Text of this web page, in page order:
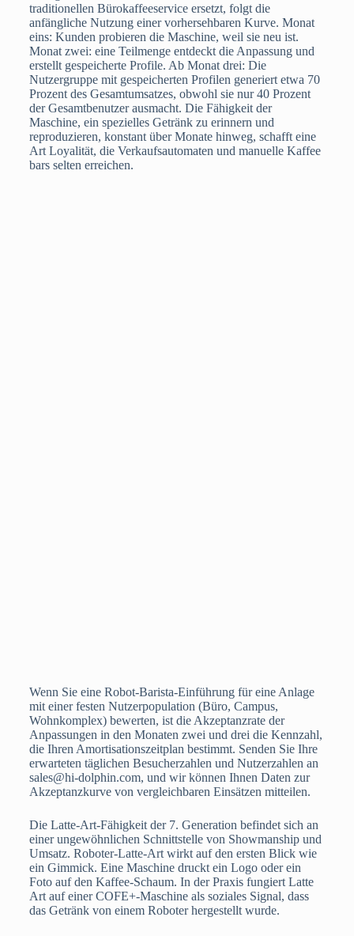
traditionellen Bürokaffeeservice ersetzt, folgt die
anfängliche Nutzung einer vorhersehbaren Kurve. Monat
eins: Kunden probieren die Maschine, weil sie neu ist.
Monat zwei: eine Teilmenge entdeckt die Anpassung und
erstellt gespeicherte Profile. Ab Monat drei: Die
Nutzergruppe mit gespeicherten Profilen generiert etwa 70
Prozent des Gesamtumsatzes, obwohl sie nur 40 Prozent
der Gesamtbenutzer ausmacht. Die Fähigkeit der
Maschine, ein spezielles Getränk zu erinnern und
reproduzieren, konstant über Monate hinweg, schafft eine
Art Loyalität, die Verkaufsautomaten und manuelle Kaffee
bars selten erreichen.
Wenn Sie eine Robot-Barista-Einführung für eine Anlage
mit einer festen Nutzerpopulation (Büro, Campus,
Wohnkomplex) bewerten, ist die Akzeptanzrate der
Anpassungen in den Monaten zwei und drei die Kennzahl,
die Ihren Amortisationszeitplan bestimmt. Senden Sie Ihre
erwarteten täglichen Besucherzahlen und Nutzerzahlen an
sales@hi-dolphin.com, und wir können Ihnen Daten zur
Akzeptanzkurve von vergleichbaren Einsätzen mitteilen.
Die Latte-Art-Fähigkeit der 7. Generation befindet sich an
einer ungewöhnlichen Schnittstelle von Showmanship und
Umsatz. Roboter-Latte-Art wirkt auf den ersten Blick wie
ein Gimmick. Eine Maschine druckt ein Logo oder ein
Foto auf den Kaffee-Schaum. In der Praxis fungiert Latte
Art auf einer COFE+-Maschine als soziales Signal, dass
das Getränk von einem Roboter hergestellt wurde.